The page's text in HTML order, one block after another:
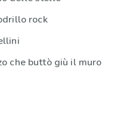
rock
che buttò giù il muro